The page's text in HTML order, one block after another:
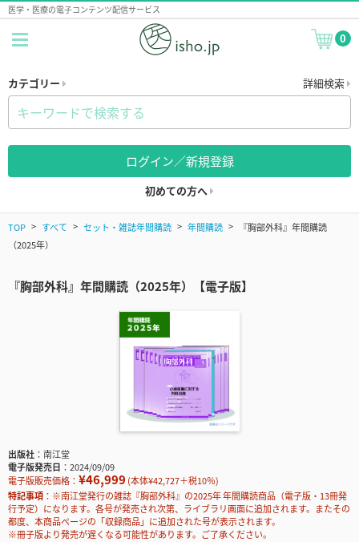
医学・医療の電子コンテンツ配信サービス
0
カテゴリー 詳細検索
ログイン／新規登録
初めての方へ
TOP すべて セット・雑誌年間購読 年間購読
『胸部外科』年間購読
（2025年）
『胸部外科』年間購読（2025年）【電子版】
出版社
南江堂
電子版発売日
2024/09/09
電子版販売価格： ¥46,999 (本体¥42,727＋税10％)
特記事項
※南江堂発行の雑誌『胸部外科』の2025年 年間購読商品（電子版・13冊発
行予定）になります。各号が発売され次第、ライブラリ画面に追加されます。またその
都度、本商品ページの「収録商品」に追加された号が表示されます。
※冊子版より発売が遅くなる可能性があります。ご了承ください。